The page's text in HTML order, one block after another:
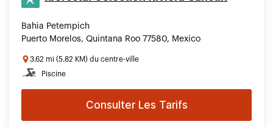
Bahia Petempich
Puerto Morelos, Quintana Roo 77580, Mexico
3.62 mi (5.82 KM) du centre-ville
Piscine
Consulter Les Tarifs